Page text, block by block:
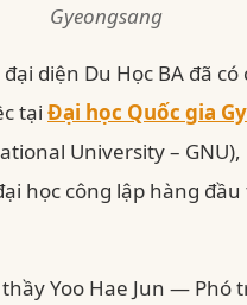
Gyeongsang
diện Du Học BA đã có
tại Đại học Quốc gia
University –
học công lập hàng đầu
Yoo Hae Jun — Phó